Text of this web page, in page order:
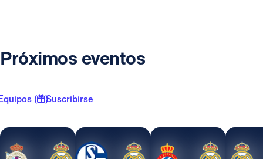
Próximos eventos
( 1 )Suscribirse